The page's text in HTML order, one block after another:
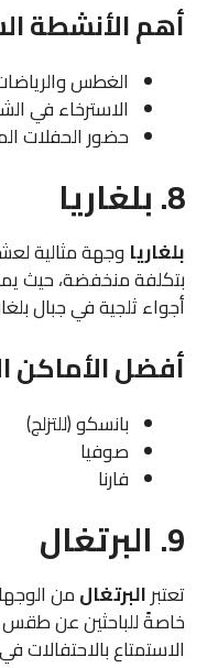
أهم الأنشطة
الغطس
الاسترخاء في
حضور الحفلات
8. بلغاريا
بلغاريا وجهة مثالية
بتكلفة منخفضة، حيث
أجواء ثلجية في جبال
أفضل الأماكن
بانسكو (للتزلج)
صوفيا
فارنا
9. البرتغال
تعتبرالبرتغالمن
خاصةً للباحثين عن
الاستمتاع بالاحتفالات